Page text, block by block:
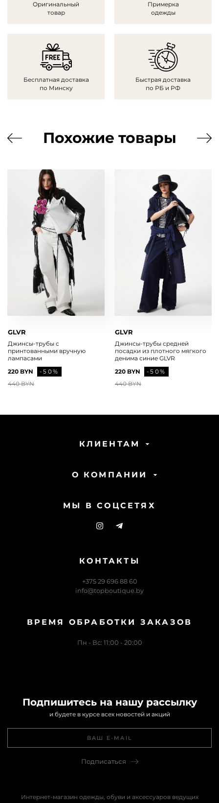
Оригинальный
товар
Примерка
одежды
Бесплатная доставка
по Минску
Быстрая доставка
по РБ и РФ
Похожие товары
GLVR
Джинсы-трубы с
принтованными вручную
лампасами
220 BYN
-50%
440 BYN
GLVR
Джинсы-трубы средней
посадки из плотного мягкого
денима синие GLVR
220 BYN
-50%
440 BYN
КЛИЕНТАМ
О КОМПАНИИ
МЫ В СОЦСЕТЯХ
КОНТАКТЫ
+375 29 696 88 60
info@topboutique.by
ВРЕМЯ ОБРАБОТКИ ЗАКАЗОВ
Пн - Вс: 11:00 - 20:00
Подпишитесь на нашу рассылку
и будете в курсе всех новостей и акций
Подписаться
Интернет-магазин одежды, обуви и аксессуаров ведущих